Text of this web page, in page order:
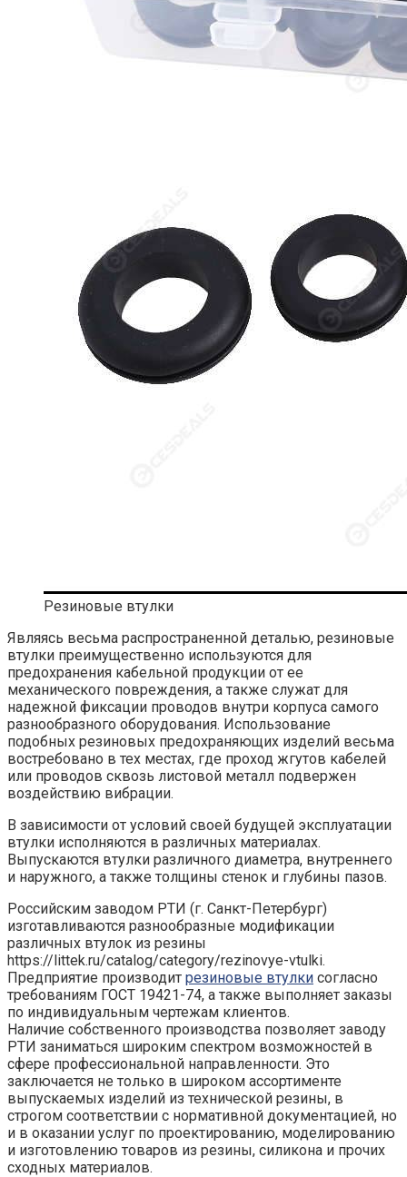
Резиновые втулки
Являясь весьма распространенной деталью, резиновые
втулки преимущественно используются для
предохранения кабельной продукции от ее
механического повреждения, а также служат для
надежной фиксации проводов внутри корпуса самого
разнообразного оборудования. Использование
подобных резиновых предохраняющих изделий весьма
востребовано в тех местах, где проход жгутов кабелей
или проводов сквозь листовой металл подвержен
воздействию вибрации.
В зависимости от условий своей будущей эксплуатации
втулки исполняются в различных материалах.
Выпускаются втулки различного диаметра, внутреннего
и наружного, а также толщины стенок и глубины пазов.
Российским заводом РТИ (г. Санкт-Петербург)
изготавливаются разнообразные модификации
различных втулок из резины
https://littek.ru/catalog/category/rezinovye-vtulki.
Предприятие производит резиновые втулки согласно
требованиям ГОСТ 19421-74, а также выполняет заказы
по индивидуальным чертежам клиентов.
Наличие собственного производства позволяет заводу
РТИ заниматься широким спектром возможностей в
сфере профессиональной направленности. Это
заключается не только в широком ассортименте
выпускаемых изделий из технической резины, в
строгом соответствии с нормативной документацией, но
и в оказании услуг по проектированию, моделированию
и изготовлению товаров из резины, силикона и прочих
сходных материалов.